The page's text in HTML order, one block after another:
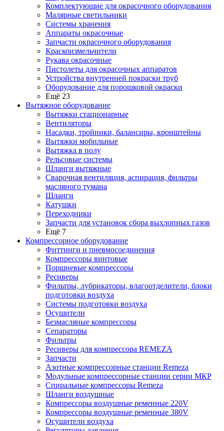
Комплектующие для окрасочного оборудования
Малярные светильники
Системы хранения
Аппараты окрасочные
Запчасти окрасочного оборудования
Краскоизмельчители
Рукава окрасочные
Пистолеты для окрасочных аппаратов
Устройства внутренней покраски труб
Оборудование для порошковой окраски
Ещё 23
Вытяжное оборудование
Вытяжки стационарные
Вентиляторы
Насадки, тройники, балансиры, кронштейны
Вытяжки мобильные
Вытяжка в полу
Рельсовые системы
Шланги вытяжные
Сварочная вентиляция, аспирация, фильтры
масляного тумана
Шланги
Катушки
Переходники
Запчасти для установок сбора выхлопных газов
Ещё 7
Компрессорное оборудование
Фиттинги и пневмосоединения
Компрессоры винтовые
Поршневые компрессоры
Ресиверы
Фильтры, лубрикаторы, влагоотделители, блоки
подготовки воздуха
Системы подготовки воздуха
Осушители
Безмасляные компрессоры
Сепараторы
Фильтры
Ресиверы для компрессора REMEZA
Запчасти
Азотные компрессорные станции Remeza
Модульные компрессорные станции серии МКР
Спиральные компрессоры Remeza
Шланги воздушные
Компрессоры воздушные ременные 220V
Компрессоры воздушные ременные 380V
Осушители воздуха